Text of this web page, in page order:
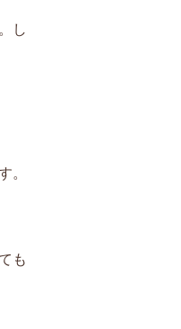
し
。
も